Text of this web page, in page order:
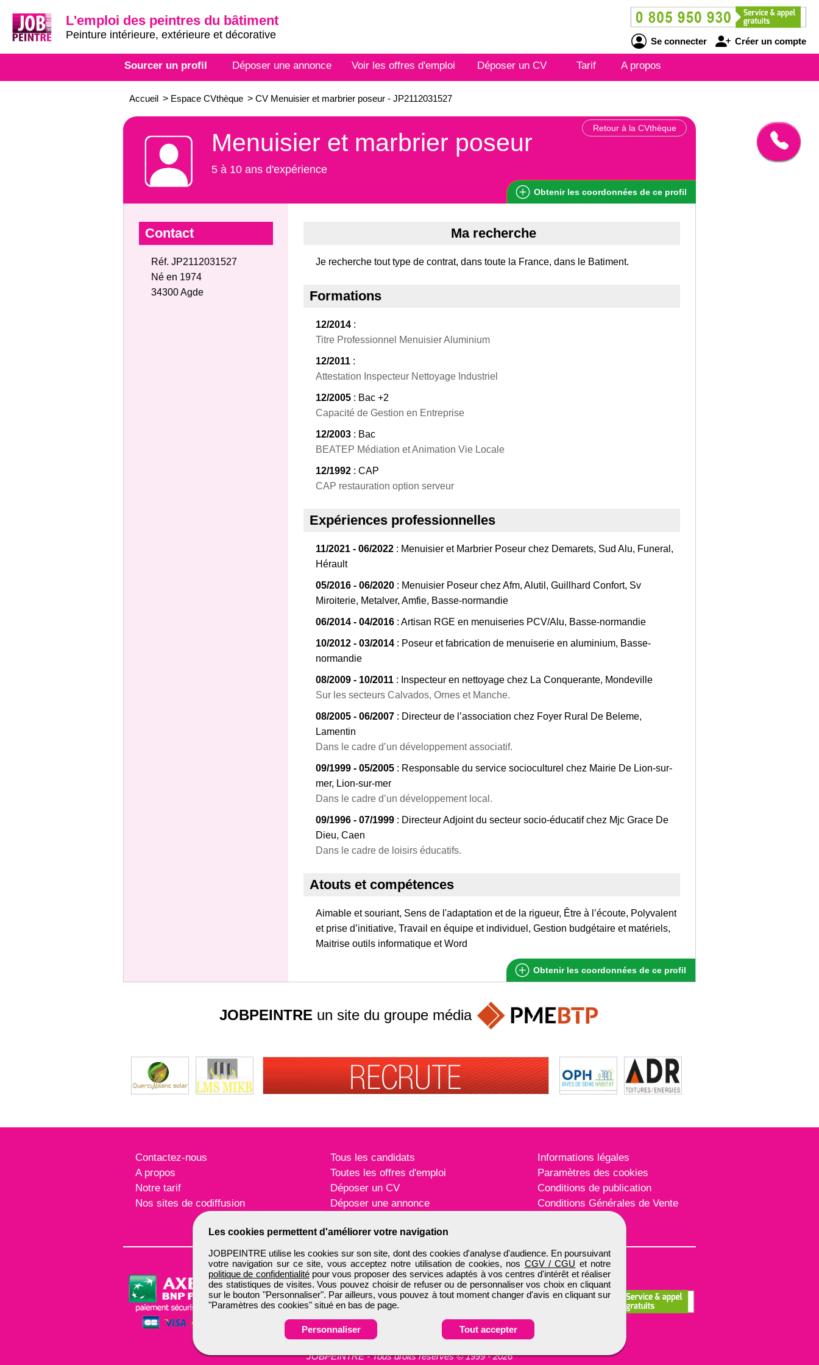
L'emploi des peintres du bâtiment
Peinture intérieure, extérieure et décorative
Se connecter Créer un compte
Sourcer un profil Déposer une annonce Voir les offres d'emploi Déposer un CV Tarif A propos
Accueil > Espace CVthèque > CV Menuisier et marbrier poseur - JP2112031527
Retour à la CVthèque
Menuisier et marbrier poseur
5 à 10 ans d'expérience
Obtenir les coordonnées de ce profil
Contact
Réf. JP2112031527
Né en 1974
34300 Agde
Ma recherche
Je recherche tout type de contrat, dans toute la France, dans le Batiment.
Formations
12/2014 :
Titre Professionnel Menuisier Aluminium
12/2011 :
Attestation Inspecteur Nettoyage Industriel
12/2005 : Bac +2
Capacité de Gestion en Entreprise
12/2003 : Bac
BEATEP Médiation et Animation Vie Locale
12/1992 : CAP
CAP restauration option serveur
Expériences professionnelles
11/2021 - 06/2022 : Menuisier et Marbrier Poseur chez Demarets, Sud Alu, Funeral,
Hérault
05/2016 - 06/2020 : Menuisier Poseur chez Afm, Alutil, Guillhard Confort, Sv
Miroiterie, Metalver, Amfie, Basse-normandie
06/2014 - 04/2016 : Artisan RGE en menuiseries PCV/Alu, Basse-normandie
10/2012 - 03/2014 : Poseur et fabrication de menuiserie en aluminium, Basse-
normandie
08/2009 - 10/2011 : Inspecteur en nettoyage chez La Conquerante, Mondeville
Sur les secteurs Calvados, Ornes et Manche.
08/2005 - 06/2007 : Directeur de l’association chez Foyer Rural De Beleme,
Lamentin
Dans le cadre d’un développement associatif.
09/1999 - 05/2005 : Responsable du service socioculturel chez Mairie De Lion-sur-
mer, Lion-sur-mer
Dans le cadre d’un développement local.
09/1996 - 07/1999 : Directeur Adjoint du secteur socio-éducatif chez Mjc Grace De
Dieu, Caen
Dans le cadre de loisirs éducatifs.
Atouts et compétences
Aimable et souriant, Sens de l'adaptation et de la rigueur, Être à l’écoute, Polyvalent
et prise d’initiative, Travail en équipe et individuel, Gestion budgétaire et matériels,
Maitrise outils informatique et Word
Obtenir les coordonnées de ce profil
Les cookies permettent d'améliorer votre navigation
JOBPEINTRE utilise les cookies sur son site, dont des cookies d'analyse d'audience. En poursuivant
votre navigation sur ce site, vous acceptez notre utilisation de cookies, nos CGV / CGU et notre
politique de confidentialitépour vous proposer des services adaptés à vos centres d'intérêt et réaliser
des statistiques de visites. Vous pouvez choisir de refuser ou de personnaliser vos choix en cliquant
sur le bouton "Personnaliser". Par ailleurs, vous pouvez à tout moment changer d'avis en cliquant sur
"Paramètres des cookies" situé en bas de page.
Personnaliser Tout accepter
JOBPEINTRE un site du groupe média
Contactez-nous
A propos
Notre tarif
Nos sites de codiffusion
Tous les candidats
Toutes les offres d'emploi
Déposer un CV
Déposer une annonce
Informations légales
Paramètres des cookies
Conditions de publication
Conditions Générales de Vente
JOBPEINTRE -Tous droits réservés © 1999 - 2026